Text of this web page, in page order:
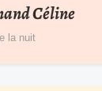
Céline
la nuit